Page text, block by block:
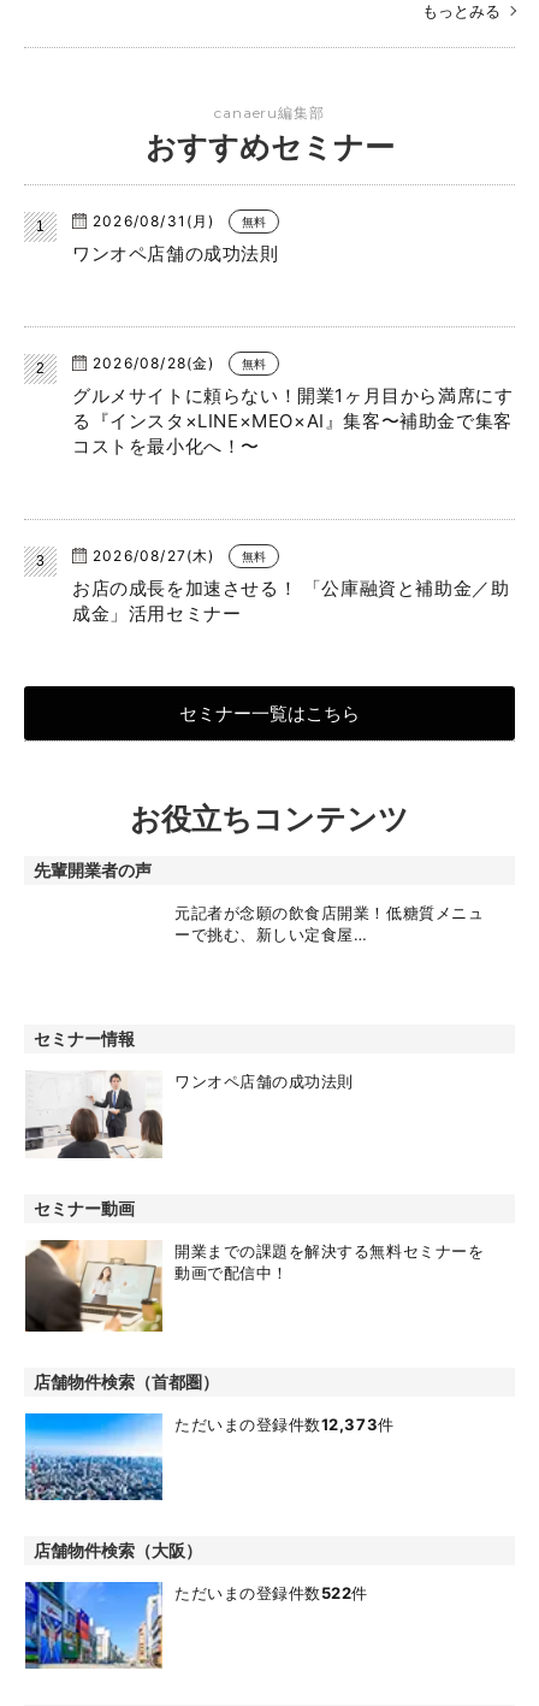
もっとみる
canaeru編集部
おすすめセミナー
2026/08/31(月) 無料
ワンオペ店舗の成功法則
2026/08/28(金) 無料
グルメサイトに頼らない！開業1ヶ月目から満席にす
る『インスタ×LINE×MEO×AI』集客〜補助金で集客
コストを最小化へ！〜
2026/08/27(木) 無料
お店の成長を加速させる！ 「公庫融資と補助金／助
成金」活用セミナー
セミナー一覧はこちら
お役立ちコンテンツ
先輩開業者の声
元記者が念願の飲食店開業！低糖質メニュ
ーで挑む、新しい定食屋…
セミナー情報
ワンオペ店舗の成功法則
セミナー動画
開業までの課題を解決する無料セミナーを
動画で配信中！
店舗物件検索（首都圏）
ただいまの登録件数12,373件
店舗物件検索（大阪）
ただいまの登録件数522件